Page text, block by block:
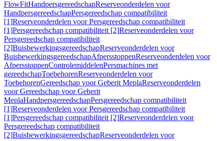
FlowFitHandpersgereedschapReserveonderdelen voor
HandpersgereedschapPersgereedschap compatibiliteit
[1]Reserveonderdelen voor Persgereedschap compatibiliteit
[1]Persgereedschap compatibiliteit [2]Reserveonderdelen voor
Persgereedschap compatibiliteit
[2]BuisbewerkingsgereedschapReserveonderdelen voor
BuisbewerkingsgereedschapAfpersstoppenReserveonderdelen voor
AfpersstoppenControlemiddelenPersmachines met
gereedschapToebehorenReserveonderdelen voor
ToebehorenGereedschap voor Geberit MeplaReserveonderdelen
voor Gereedschap voor Geberit
MeplaHandpersgereedschapPersgereedschap compatibiliteit
[1]Reserveonderdelen voor Persgereedschap compatibiliteit
[1]Persgereedschap compatibiliteit [2]Reserveonderdelen voor
Persgereedschap compatibiliteit
[2]BuisbewerkingsgereedschapReserveonderdelen voor